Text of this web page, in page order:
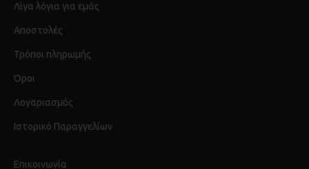
Λίγα λόγια για εμάς
Αποστολές
Τρόποι πληρωμής
Όροι
Λογαριασμός
Ιστορικό Παραγγελίων
Επικοινωνία